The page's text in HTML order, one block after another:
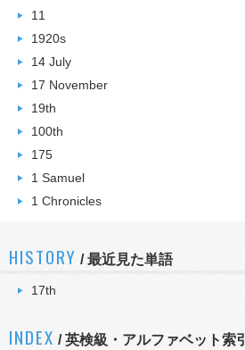
11
1920s
14 July
17 November
19th
100th
175
1 Samuel
1 Chronicles
HISTORY /最近見た単語
17th
INDEX / 英検級・アルファベット索引